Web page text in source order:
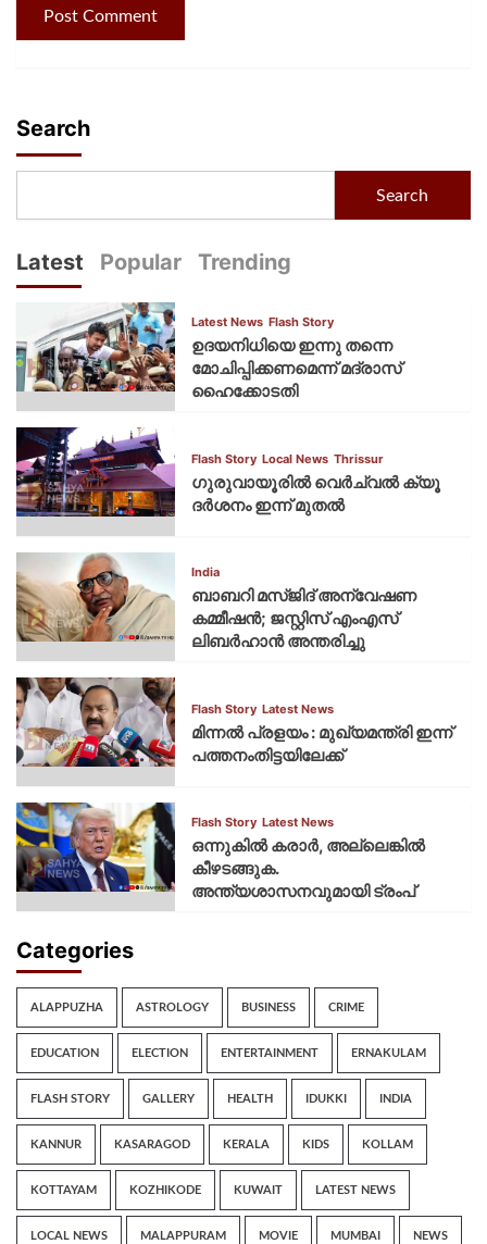
Search
Search
Latest Popular Trending
Latest News Flash Story
ഉദയനിധിയെ ഇന്നു തന്നെ
മോചിപ്പിക്കണമെന്ന് മദ്രാസ്
ഹൈക്കോടതി
Flash Story Local News Thrissur
ഗുരുവായൂരില്‍ വെര്‍ച്വല്‍ ക്യൂ
ദര്‍ശനം ഇന്ന് മുതല്‍
India
ബാബറി മസ്ജിദ് അന്വേഷണ
കമ്മീഷന്‍; ജസ്റ്റിസ് എംഎസ്
ലിബര്‍ഹാന്‍ അന്തരിച്ചു
Flash Story Latest News
മിന്നല്‍ പ്രളയം : മുഖ്യമന്ത്രി ഇന്ന്
പത്തനംതിട്ടയിലേക്ക്
Flash Story Latest News
ഒന്നുകില്‍ കരാര്‍, അല്ലെങ്കില്‍
കീഴടങ്ങുക.
അന്ത്യശാസനവുമായി ട്രംപ്
Categories
ALAPPUZHA ASTROLOGY BUSINESS CRIME
EDUCATION ELECTION ENTERTAINMENT ERNAKULAM
FLASH STORY GALLERY HEALTH IDUKKI INDIA
KANNUR KASARAGOD KERALA KIDS KOLLAM
KOTTAYAM KOZHIKODE KUWAIT LATEST NEWS
LOCAL NEWS MALAPPURAM MOVIE MUMBAI NEWS